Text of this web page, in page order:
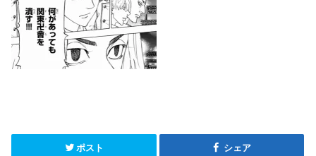
ポスト シェア